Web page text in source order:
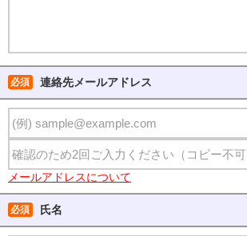
必須 連絡先メールアドレス
メールアドレスについて
必須 氏名